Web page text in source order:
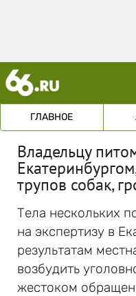
ГЛАВНОЕ
Владельцу
трупов собак,
Тела нескольких
на экспертизу в
результатам
возбудить
жестоком